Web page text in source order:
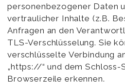
personenbezogener Daten
vertraulicher Inhalte (z.B.
Anfragen an den
TLS-Verschlüsselung. Sie
verschlüsselte Verbindung
„https://“ und dem Schloss-
Browserzeile erkennen.